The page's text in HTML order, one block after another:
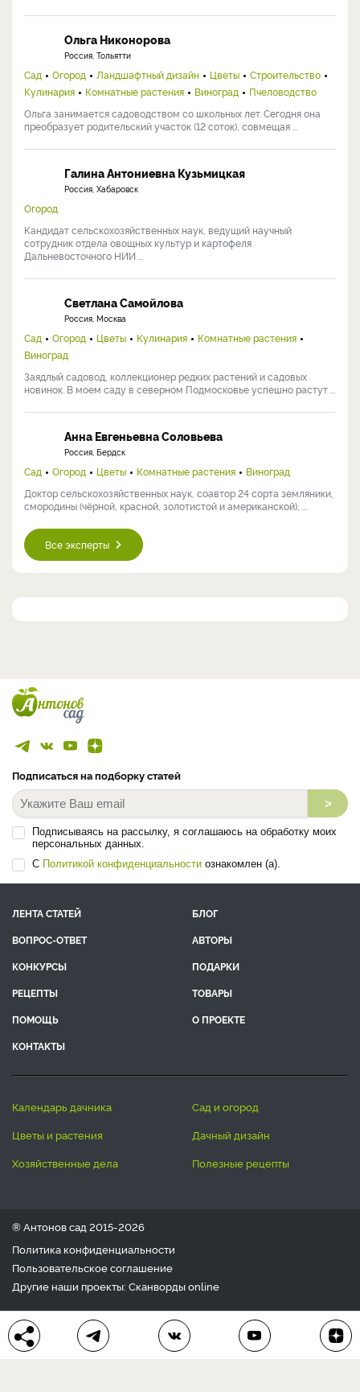
Ольга Никонорова
Россия, Тольятти
Сад Огород Ландшафтный дизайн Цветы
Строительство
Кулинария
Комнатные растения Виноград
Пчеловодство
Ольга занимается садоводством со школьных лет. Сегодня она
преобразует родительский участок (12 соток), совмещая ...
Галина Антониевна Кузьмицкая
Россия, Хабаровск
Огород
Кандидат сельскохозяйственных наук, ведущий научный
сотрудник отдела овощных культур и картофеля
Дальневосточного НИИ ...
Светлана Самойлова
Россия, Москва
Сад Огород Цветы Кулинария
Комнатные растения
Виноград
Заядлый садовод, коллекционер редких растений и садовых
новинок. В моем саду в северном Подмосковье успешно растут ...
Анна Евгеньевна Соловьева
Россия, Бердск
Сад Огород Цветы Комнатные растения
Виноград
Доктор сельскохозяйственных наук, соавтор 24 сорта земляники,
смородины (чёрной, красной, золотистой и американской), ...
Все эксперты
Подписаться на подборку статей
>
Подписываясь на рассылку, я соглашаюсь на обработку моих
персональных данных.
С Политикой конфиденциальности ознакомлен (а).
ЛЕНТА СТАТЕЙ
БЛОГ
ВОПРОС-ОТВЕТ
АВТОРЫ
КОНКУРСЫ
ПОДАРКИ
РЕЦЕПТЫ
ТОВАРЫ
ПОМОЩЬ
О ПРОЕКТЕ
КОНТАКТЫ
календарь дачника
сад и огород
цветы и растения
дачный дизайн
хозяйственные дела
полезные рецепты
® Антонов сад 2015-2026
Политика конфиденциальности
Пользовательское соглашение
Другие наши проекты: Сканвордыonline
Любое использование материала допускается только с
письменного согласия редакции